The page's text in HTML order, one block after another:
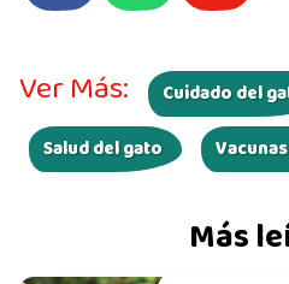
Más
Ver Más:
Cuidado del
Salud del gato